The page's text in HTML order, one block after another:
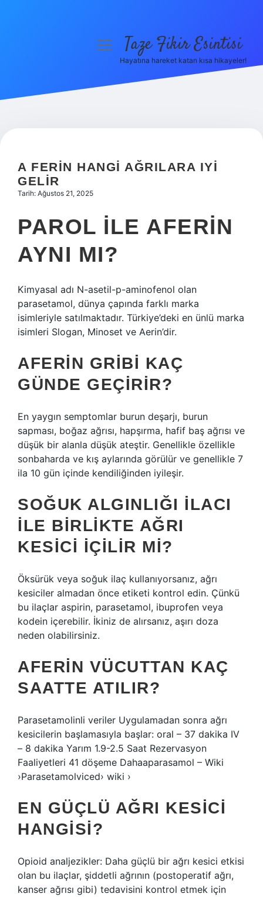
Hakkımızda
menüyüTaze Fikir Esintisi
Hayatına hareket katan kısa hikayeler!
A FERIN HANGI AĞRILARA IYI
GELIR
Tarih: Ağustos 21, 2025
PAROL ILE AFERIN
AYNI MI?
Kimyasal adı N-asetil-p-aminofenol olan
parasetamol, dünya çapında farklı marka
isimleriyle satılmaktadır. Türkiye’deki en ünlü marka
isimleri Slogan, Minoset ve Aerin’dir.
AFERIN GRIBI KAÇ
GÜNDE GEÇIRIR?
En yaygın semptomlar burun deşarjı, burun
sapması, boğaz ağrısı, hapşırma, hafif baş ağrısı ve
düşük bir alanla düşük ateştir. Genellikle özellikle
sonbaharda ve kış aylarında görülür ve genellikle 7
ila 10 gün içinde kendiliğinden iyileşir.
SOĞUK ALGINLIĞI ILACI
ILE BIRLIKTE AĞRI
KESICI IÇILIR MI?
Öksürük veya soğuk ilaç kullanıyorsanız, ağrı
kesiciler almadan önce etiketi kontrol edin. Çünkü
bu ilaçlar aspirin, parasetamol, ibuprofen veya
kodein içerebilir. İkiniz de alırsanız, aşırı doza
neden olabilirsiniz.
AFERIN VÜCUTTAN KAÇ
SAATTE ATILIR?
Parasetamolinli veriler Uygulamadan sonra ağrı
kesicilerin başlamasıyla başlar: oral – 37 dakika IV
– 8 dakika Yarım 1.9-2.5 Saat Rezervasyon
Faaliyetleri 41 döşeme Dahaaparasamol – Wiki
›Parasetamolviced› wiki ›
EN GÜÇLÜ AĞRI KESICI
HANGISI?
Opioid analjezikler: Daha güçlü bir ağrı kesici etkisi
olan bu ilaçlar, şiddetli ağrının (postoperatif ağrı,
kanser ağrısı gibi) tedavisini kontrol etmek için